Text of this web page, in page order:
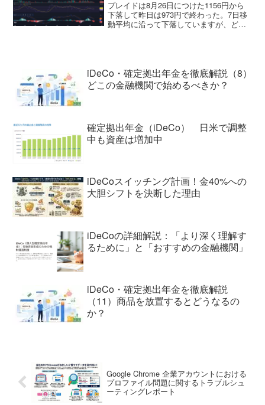
プレイドは8月26日につけた1156円から
下落して昨日は973円で終わった。7日移
動平均に沿って下落していますが、どこ
iDeCo・確定拠出年金を徹底解説（8）
どこの金融機関で始めるべきか？
確定拠出年金（iDeCo） 日米で調整
中も資産は増加中
iDeCoスイッチング計画！金40%への
大胆シフトを決断した理由
iDeCoの詳細解説：「より深く理解す
るために」と「おすすめの金融機関」
iDeCo・確定拠出年金を徹底解説
（11）商品を放置するとどうなるの
か？
Google Chrome 企業アカウントにおける
プロファイル問題に関するトラブルシュ
ーティングレポート